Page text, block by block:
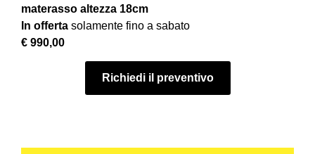
materasso altezza 18cm
In offerta solamente fino a sabato
€ 990,00
Richiedi il preventivo